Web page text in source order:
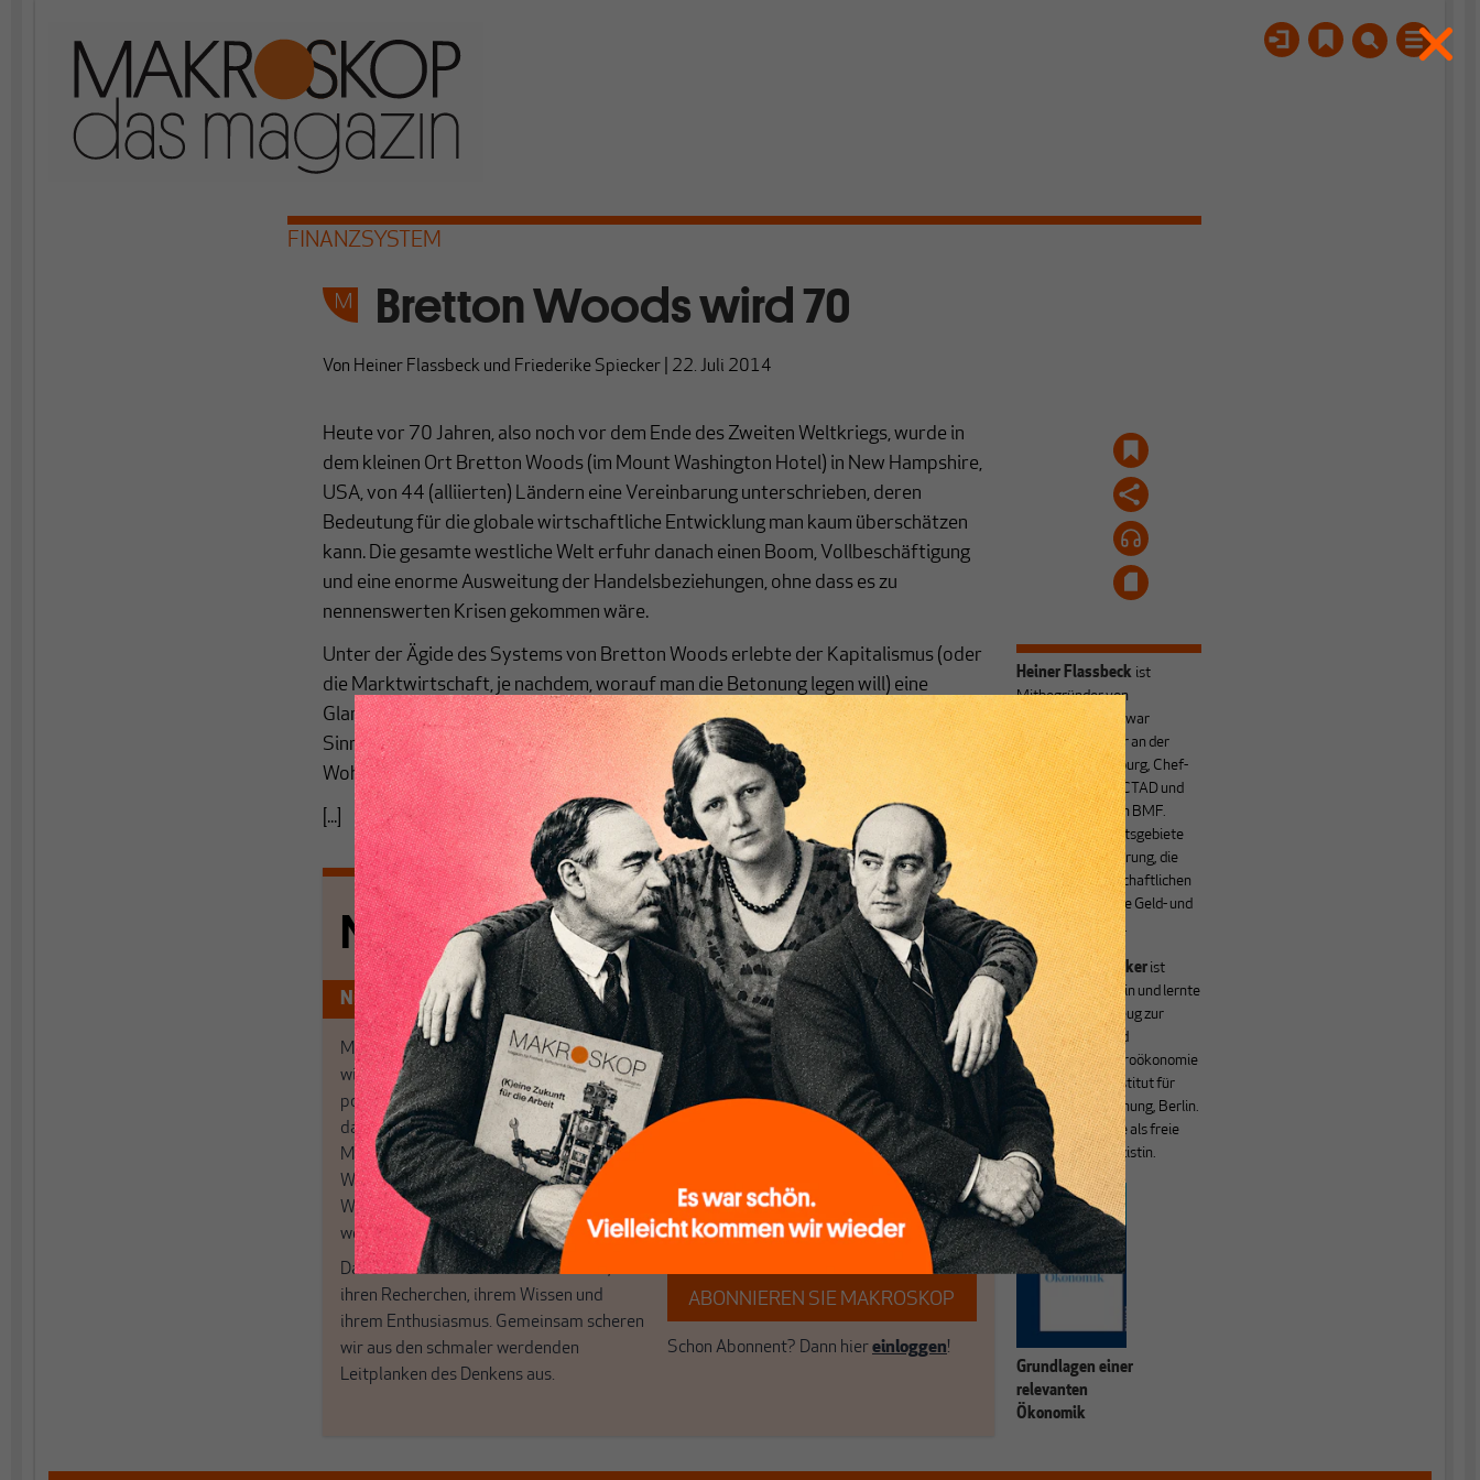
FINANZSYSTEM
Bretton Woods wird 70
Von Heiner Flassbeck und Friederike Spiecker 22. Juli 2014
Heute vor 70 Jahren, also noch vor dem Ende des Zweiten Weltkriegs, wurde in
dem kleinen Ort Bretton Woods (im Mount Washington Hotel) in New Hampshire,
USA, von 44 (alliierten) Ländern eine Vereinbarung unterschrieben, deren
Bedeutung für die globale wirtschaftliche Entwicklung man kaum überschätzen
kann. Die gesamte westliche Welt erfuhr danach einen Boom, Vollbeschäftigung
und eine enorme Ausweitung der Handelsbeziehungen, ohne dass es zu
nennenswerten Krisen gekommen wäre.
Unter der Ägide des Systems von Bretton Woods erlebte der Kapitalismus (oder
die Marktwirtschaft, je nachdem, worauf man die Betonung legen will) eine
Glanzperiode von über zwanzig Jahren, die für viele Menschen geradezu als
Sinnbild für die Fähigkeit des kapitalistischen Systems gilt, in kurzer Zeit
Wohlstand für die große Mehrheit der Bevölkerung zu schaffen.
[...]
Nichts schreibt sich von allein!
Nur für Abonnenten
MAKROSKOP analysiert
wirtschaftspolitische Themen aus einer
postkeynesianischen Perspektive und ist
damit in Deutschland einzigartig.
MAKROSKOP steht für das große Ganze.
Wir haben einen Blick auf Geld,
Wirtschaft und Politik, den Sie so
woanders nicht finden.
Dabei leben wir von unseren Autoren,
ihren Recherchen, ihrem Wissen und
ihrem Enthusiasmus. Gemeinsam scheren
wir aus den schmaler werdenden
Leitplanken des Denkens aus.
Wir verlassen die journalistische
Filterblase, in der sich viele eingerichtet
haben. Wir öffnen Fenster und bringen
frische Luft in die engen und verstaubten
Brauchen Sie auch frische Luft? Dann
folgen Sie einfach dem Button.
ABONNIEREN SIE MAKROSKOP
Schon Abonnent? Dann hiereinloggen!
Heiner Flassbeck ist
Mitbegründer von
MAKROSKOP. Er war
Honorarprofessor an der
Universität Hamburg, Chef-
Volkswirt der UNCTAD und
Staatssekretär im BMF.
Seine Hauptarbeitsgebiete
sind die Globalisierung, die
Theorie der wirtschaftlichen
Entwicklung sowie Geld- und
Währungstheorie.
Friederike Spieckerist
Diplom-Volkswirtin und lernte
das Handwerkszeug zur
theoretischen und
empirischen Makroökonomie
am Deutschen Institut für
Wirtschaftsforschung, Berlin.
Heute arbeitet sie als freie
Wirtschaftspublizistin.
Grundlagen einer
relevanten
Ökonomik